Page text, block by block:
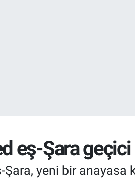
eş-Şara geçici
yeni bir